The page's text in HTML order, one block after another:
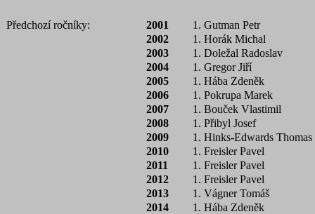
Předchozí ročníky: 2001
1. Gutman Petr
2002
1. Horák Michal
2003
1. Doležal Radoslav
2004
1. Gregor Jiří
2005
1. Hába Zdeněk
2006
1. Pokrupa Marek
2007
1. Bouček Vlastimil
2008
1. Přibyl Josef
2009
1. Hinks-Edwards Thomas
2010
1. Freisler Pavel
2011
1. Freisler Pavel
2012
1. Freisler Pavel
2013
1. Vágner Tomáš
2014
1. Hába Zdeněk